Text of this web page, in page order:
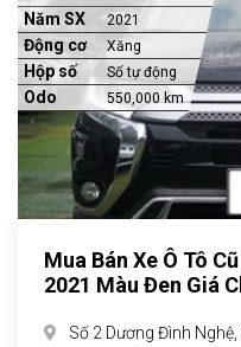
Năm SX 2021
Động cơ Xăng
Hộp số Số tự động
Odo 550,000 km
Mua Bán Xe Ô Tô
2021 Màu Đen Giá
Số 2 Dương Đình